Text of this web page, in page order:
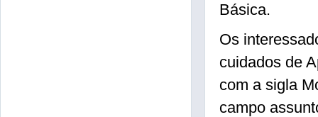
Básica.
Os
cuidados de
com a sigla
campo